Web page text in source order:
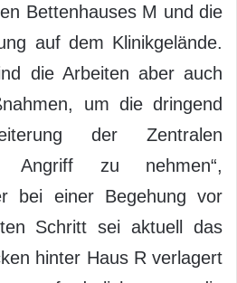
Bettenhauses M und die
auf dem Klinikgelände.
die Arbeiten aber auch
um die dringend
der Zentralen
Angriff zu nehmen“,
bei einer Begehung vor
Schritt sei aktuell das
hinter Haus R verlagert